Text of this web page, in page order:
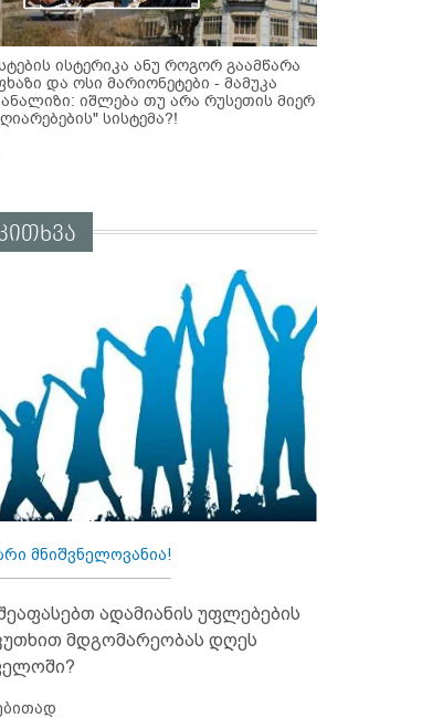
ისტერიკა ანუ როგორ გაამწარა
და ოსი მარიონეტები - მამუკა
ანალიზი: იშლება თუ არა რუსეთის მიერ
სისტემა?!
მნიშვნელოვანია!
ადამიანის უფლებების
მდგომარეობას დღეს